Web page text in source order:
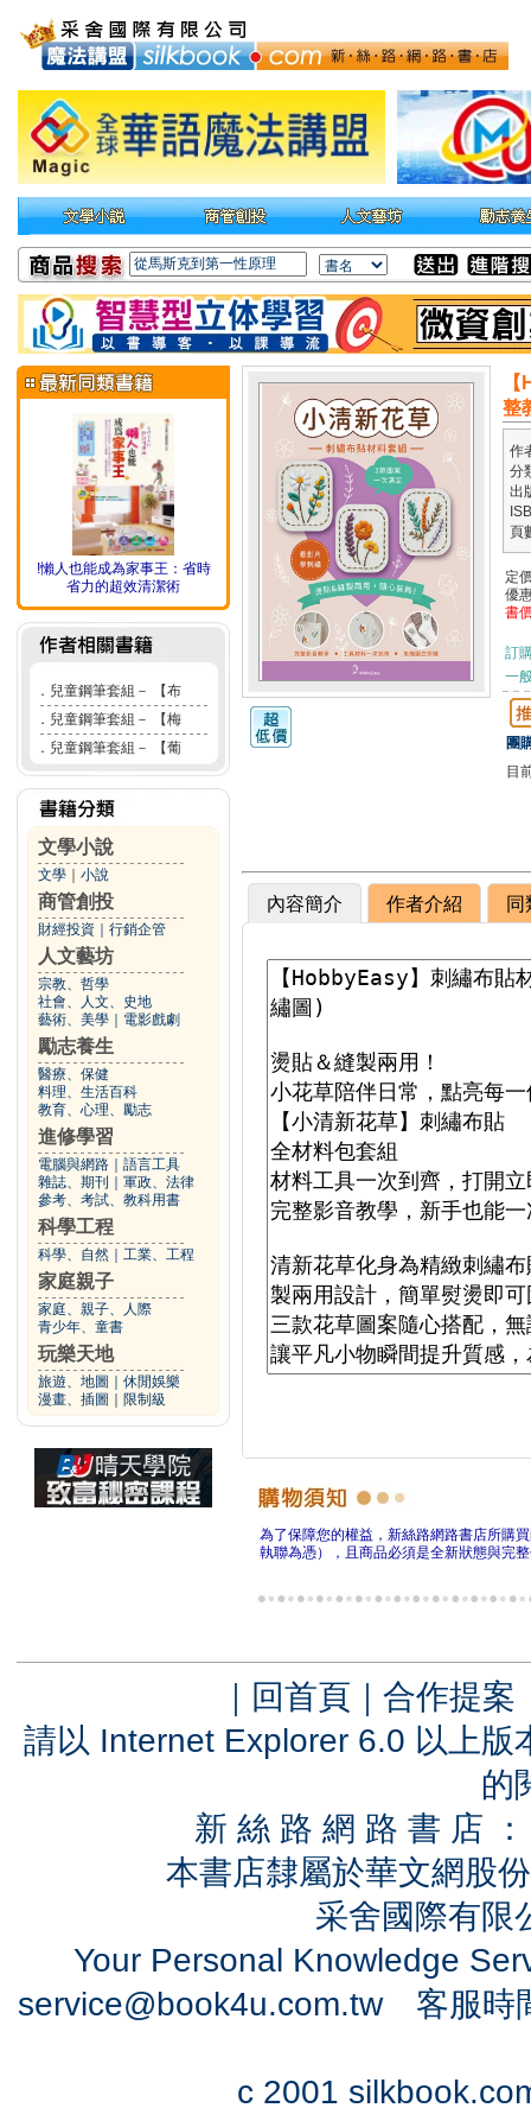
!懶人也能成為家事王：省時
省力的超效清潔術
． 兒童鋼筆套組－ 【布
． 兒童鋼筆套組－ 【梅
． 兒童鋼筆套組－ 【葡
文學小說
文學 小說
商管創投
財經投資 行銷企管
人文藝坊
宗教、哲學
社會、人文、史地
藝術、美學
電影戲劇
勵志養生
醫療、保健
料理、生活百科
教育、心理、勵志
進修學習
電腦與網路
語言工具
雜誌、期刊
軍政、法律
參考、考試、教科用書
科學工程
科學、自然 工業、工程
家庭親子
家庭、親子、人際
青少年、童書
玩樂天地
旅遊、地圖
休閒娛樂
漫畫、插圖
限制級
整
作
分
出
頁
定
優
書
訂
一
團
目
內容簡介 作者介紹 同
為了保障您的權益，新絲路網路書店所購
執聯為憑），且商品必須是全新狀態與完
｜ 回首頁 ｜ 合作提案
請以 Internet Explorer 6.0 以上
的
新 絲 路 網 路 書 店
本書店隸屬於華文網股
采舍國際有
Your Personal Knowledge
service@book4u.com.tw客服時
c 2001